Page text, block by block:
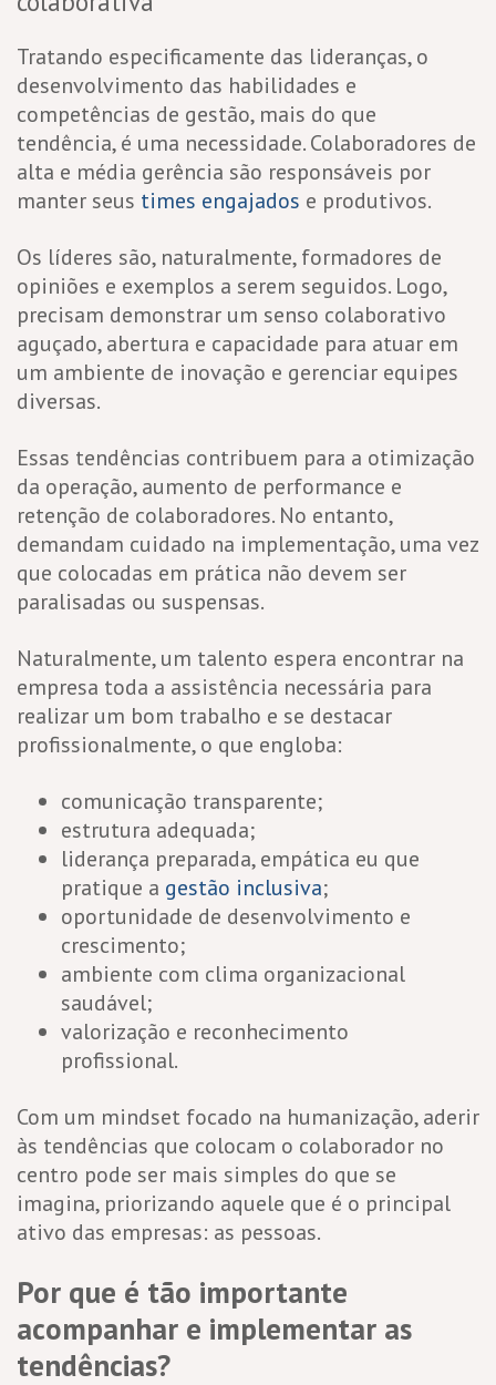
Tratando especificamente das lideranças, o
desenvolvimento das habilidades e
competências de gestão, mais do que
tendência, é uma necessidade. Colaboradores de
alta e média gerência são responsáveis por
manter seus times engajados e produtivos.
Os líderes são, naturalmente, formadores de
opiniões e exemplos a serem seguidos. Logo,
precisam demonstrar um senso colaborativo
aguçado, abertura e capacidade para atuar em
um ambiente de inovação e gerenciar equipes
diversas.
Essas tendências contribuem para a otimização
da operação, aumento de performance e
retenção de colaboradores. No entanto,
demandam cuidado na implementação, uma vez
que colocadas em prática não devem ser
paralisadas ou suspensas.
Naturalmente, um talento espera encontrar na
empresa toda a assistência necessária para
realizar um bom trabalho e se destacar
profissionalmente, o que engloba:
comunicação transparente;
estrutura adequada;
liderança preparada, empática eu que
pratique a gestão inclusiva;
oportunidade de desenvolvimento e
crescimento;
ambiente com clima organizacional
saudável;
valorização e reconhecimento
profissional.
Com um mindset focado na humanização, aderir
às tendências que colocam o colaborador no
centro pode ser mais simples do que se
imagina, priorizando aquele que é o principal
ativo das empresas: as pessoas.
Por que é tão importante
acompanhar e implementar as
tendências?